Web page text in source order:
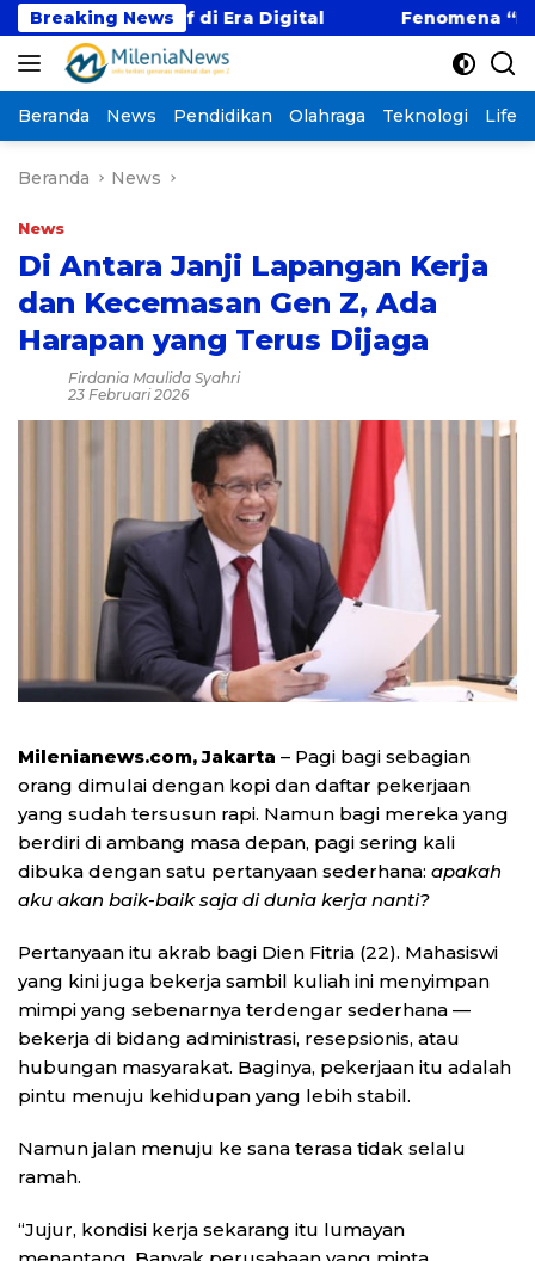
Langsung
ke
konten
Breaking News
di Era Digital Fenomena “Kabur Aja
Beranda News Pendidikan Olahraga Teknologi
Beranda News
News
Di Antara Janji Lapangan Kerja
dan Kecemasan Gen Z, Ada
Harapan yang Terus Dijaga
Firdania Maulida Syahri
23 Februari 2026
Milenianews.com, Jakarta – Pagi bagi sebagian
orang dimulai dengan kopi dan daftar pekerjaan
yang sudah tersusun rapi. Namun bagi mereka yang
berdiri di ambang masa depan, pagi sering kali
dibuka dengan satu pertanyaan sederhana: apakah
aku akan baik-baik saja di dunia kerja nanti?
Pertanyaan itu akrab bagi Dien Fitria (22). Mahasiswi
yang kini juga bekerja sambil kuliah ini menyimpan
mimpi yang sebenarnya terdengar sederhana —
bekerja di bidang administrasi, resepsionis, atau
hubungan masyarakat. Baginya, pekerjaan itu adalah
pintu menuju kehidupan yang lebih stabil.
Namun jalan menuju ke sana terasa tidak selalu
ramah.
“Jujur, kondisi kerja sekarang itu lumayan